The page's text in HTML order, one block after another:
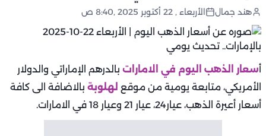
هند جمال الأربعاء , 22 أكتوبر 2025 ,8:40 ص
أسعار الذهب اليوم في الامارات بالدرهم الإماراتي والدولار
الأمريكي، متابعة يومية من موقع لهلوبة بالاضافة الى كافة
أسعار أعيرة الذهب، عيار24، عيار 21 وعيار 18 في الامارات.